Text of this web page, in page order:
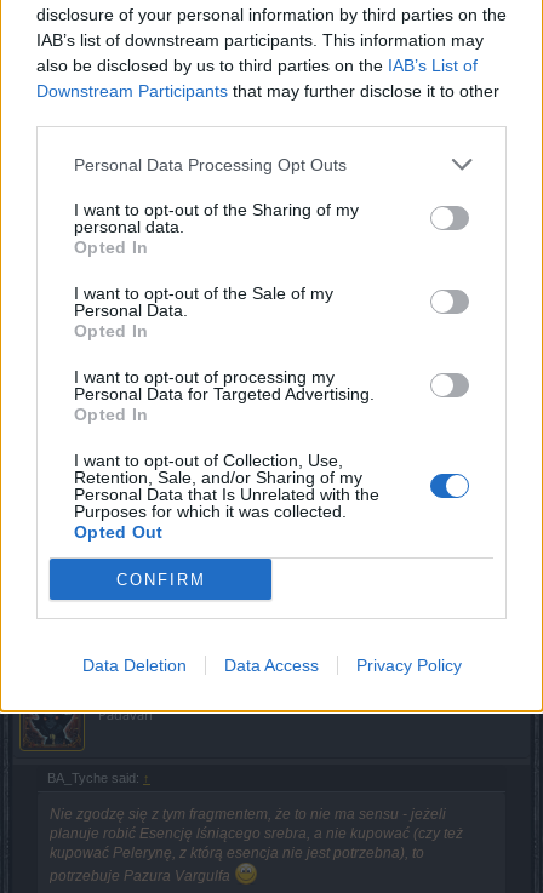
disclosure of your personal information by third parties on the
IAB’s list of downstream participants. This information may
also be disclosed by us to third parties on the IAB’s List of
Downstream Participants that may further disclose it to other
Personal Data Processing Opt Outs
I want to opt-out of the Sharing of my
personal data.
Opted In
I want to opt-out of the Sale of my
Personal Data.
Opted In
I want to opt-out of processing my
Personal Data for Targeted Advertising.
Opted In
I want to opt-out of Collection, Use,
Retention, Sale, and/or Sharing of my
Personal Data that Is Unrelated with the
Purposes for which it was collected.
Opted Out
CONFIRM
Data Deletion Data Access Privacy Policy
Mam jeszcze jedno pytanie. Czy na mapie nadal są poukrywane
"świnki" ? Jeśli tak, to byłbymbardzo dźwięcznyza podesłanie
infografiki.
Padavan
BA_Tyche said: ↑
Nie zgodzę się z tym fragmentem, że to nie ma sensu - jeżeli
planuje robić Esencję lśniącego srebra, a nie kupować (czy też
kupować Pelerynę, z którą esencja nie jest potrzebna), to
potrzebuje Pazura Vargulfa